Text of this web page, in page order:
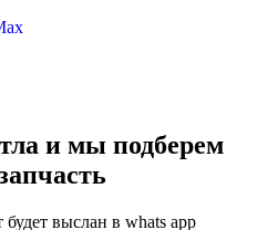
и мы подберем
будет выслан в whats app